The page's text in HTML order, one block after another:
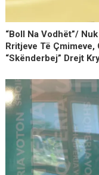
“Boll Na Vodhët”/
Rritjeve Të
“Skënderbej” Drejt